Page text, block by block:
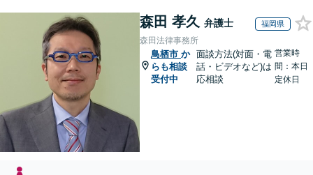
森田 孝久 弁護士 福岡県
森田法律事務所
鳥栖市 か
らも相談
受付中
面談方法(対面・電
話・ビデオなど)は
応相談
営業時
間：本日
定休日